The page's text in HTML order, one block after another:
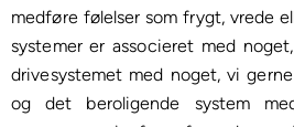
medføre følelser som frygt, vrede
systemer er associeret med
drivesystemet med noget, vi
og det beroligende system